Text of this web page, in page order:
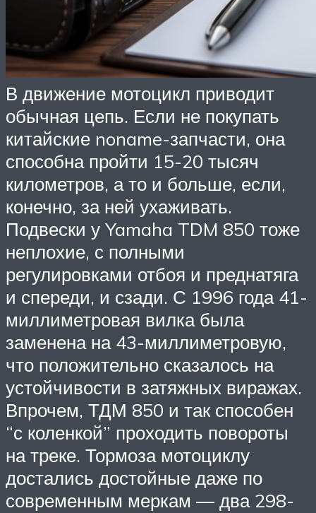
В движение мотоцикл приводит
обычная цепь. Если не покупать
китайские noname-запчасти, она
способна пройти 15-20 тысяч
километров, а то и больше, если,
конечно, за ней ухаживать.
Подвески у Yamaha TDM 850 тоже
неплохие, с полными
регулировками отбоя и преднатяга
и спереди, и сзади. С 1996 года 41-
миллиметровая вилка была
заменена на 43-миллиметровую,
что положительно сказалось на
устойчивости в затяжных виражах.
Впрочем, ТДМ 850 и так способен
“с коленкой” проходить повороты
на треке. Тормоза мотоциклу
достались достойные даже по
современным меркам — два 298-